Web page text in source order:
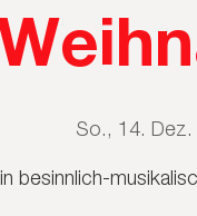
So., 14. Dez.
besinnlich-